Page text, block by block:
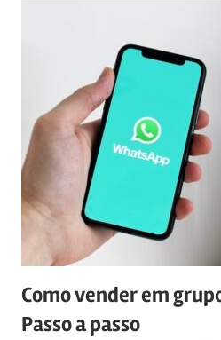
Como vender em
Passo a passo